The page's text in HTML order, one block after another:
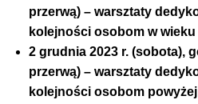
przerwą) – warsztaty
kolejności osobom w wieku
2 grudnia 2023 r. (sobota),
przerwą) – warsztaty
kolejności osobom